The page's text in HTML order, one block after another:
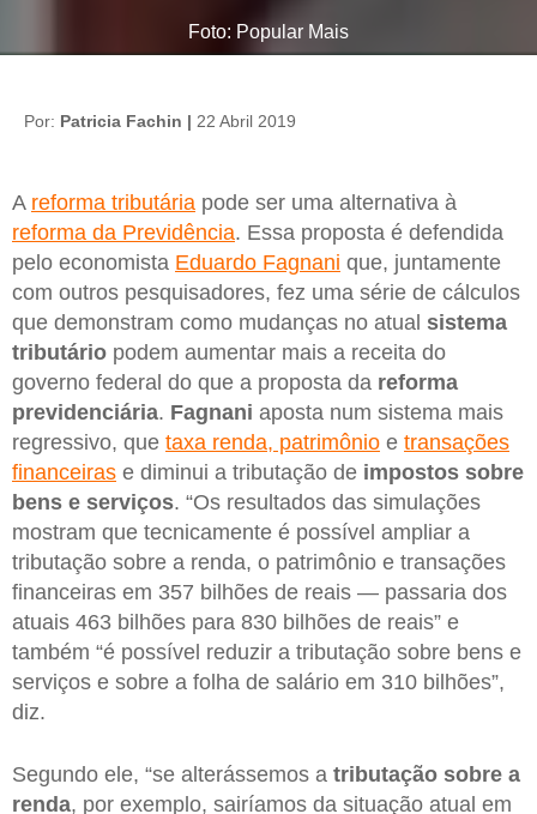
Foto: Popular Mais
Por: Patricia Fachin | 22 Abril 2019
A reforma tributária pode ser uma alternativa à
reforma da Previdência. Essa proposta é defendida
pelo economista Eduardo Fagnani que, juntamente
com outros pesquisadores, fez uma série de cálculos
que demonstram como mudanças no atual sistema
tributário podem aumentar mais a receita do
governo federal do que a proposta da reforma
previdenciária. Fagnani aposta num sistema mais
regressivo, que taxa renda, patrimônio e transações
financeiras e diminui a tributação de impostos sobre
bens e serviços. “Os resultados das simulações
mostram que tecnicamente é possível ampliar a
tributação sobre a renda, o patrimônio e transações
financeiras em 357 bilhões de reais — passaria dos
atuais 463 bilhões para 830 bilhões de reais” e
também “é possível reduzir a tributação sobre bens e
serviços e sobre a folha de salário em 310 bilhões”,
diz.
Segundo ele, “se alterássemos a tributação sobre a
renda, por exemplo, sairíamos da situação atual em